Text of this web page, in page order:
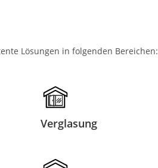
Lösungen in folgenden Bereichen:
Verglasung